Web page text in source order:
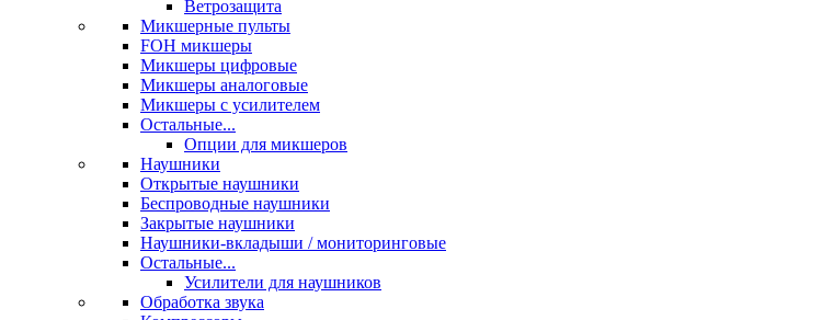
Ветрозащита
Микшерные пульты
FOH микшеры
Микшеры цифровые
Микшеры аналоговые
Микшеры с усилителем
Остальные...
Опции для микшеров
Наушники
Открытые наушники
Беспроводные наушники
Закрытые наушники
Наушники-вкладыши / мониторинговые
Остальные...
Усилители для наушников
Обработка звука